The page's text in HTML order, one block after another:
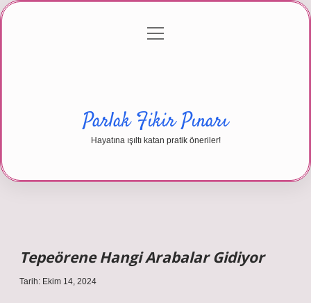
Gizlilik Politikası
menüyü
Parlak Fikir Pınarı
Hayatına ışıltı katan pratik öneriler!
Tepeörene Hangi Arabalar Gidiyor
Tarih: Ekim 14, 2024